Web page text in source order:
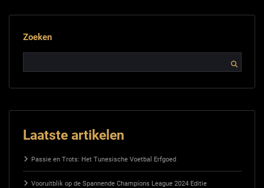
Zoeken
Laatste artikelen
Passie en Trots: Het Tunesische Voetbal Erfgoed
Vooruitblik op de Spannende Champions League 2024 Editie